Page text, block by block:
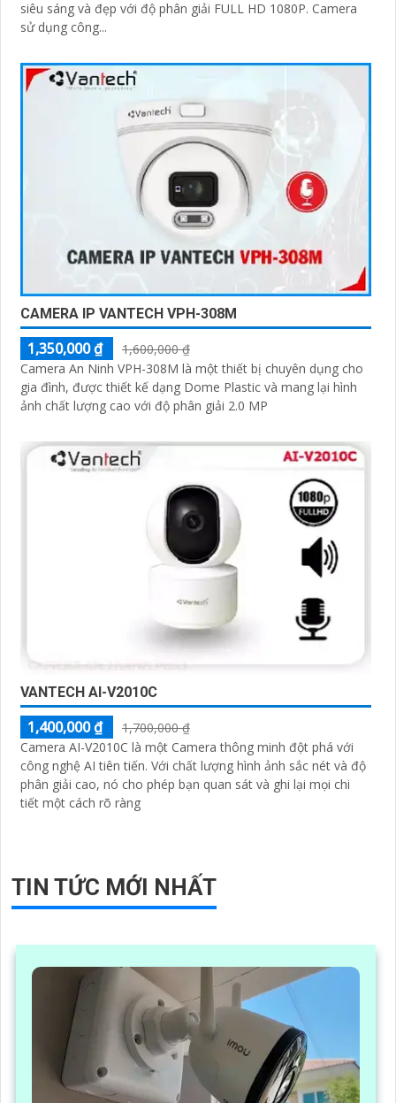
siêu sáng và đẹp với độ phân giải FULL HD 1080P. Camera
sử dụng công...
CAMERA IP VANTECH VPH-308M
1,350,000 ₫
1,600,000 ₫
Camera An Ninh VPH-308M là một thiết bị chuyên dụng cho
gia đình, được thiết kế dạng Dome Plastic và mang lại hình
ảnh chất lượng cao với độ phân giải 2.0 MP
VANTECH AI-V2010C
1,400,000 ₫
1,700,000 ₫
Camera AI-V2010C là một Camera thông minh đột phá với
công nghệ AI tiên tiến. Với chất lượng hình ảnh sắc nét và độ
phân giải cao, nó cho phép bạn quan sát và ghi lại mọi chi
tiết một cách rõ ràng
TIN TỨC MỚI NHẤT